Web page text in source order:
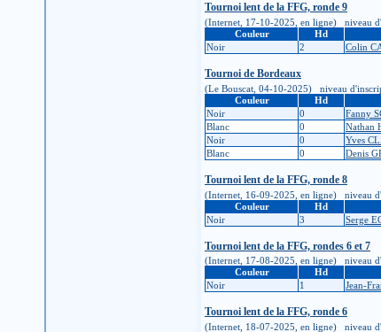
Tournoi lent de la FFG, ronde 9
(Internet, 17-10-2025, en ligne) niveau
Couleur
Hd
Noir
2 Colin
Tournoi de Bordeaux
(Le Bouscat, 04-10-2025) niveau
Couleur
Hd
Noir
0 Fanny
Blanc
0 Nathan
Noir
0 Yves
Blanc
0 Denis
Tournoi lent de la FFG, ronde 8
(Internet, 16-09-2025, en ligne) niveau
Couleur
Hd
Noir
3 Serge
Tournoi lent de la FFG, rondes 6 et 7
(Internet, 17-08-2025, en ligne) niveau
Couleur
Hd
Noir
1 Jean-
Tournoi lent de la FFG, ronde 6
(Internet, 18-07-2025, en ligne) niveau